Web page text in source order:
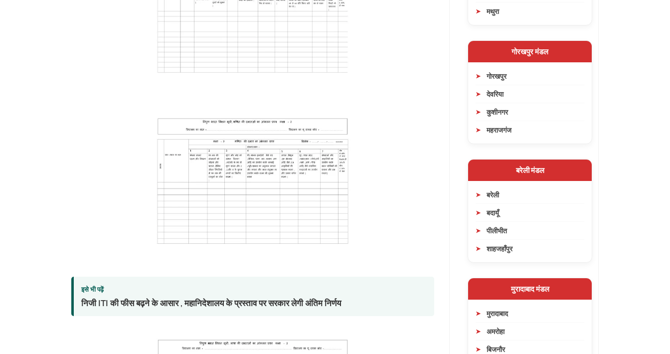
इसे भी पढ़ें
निजी ITI की फीस बढ़ने के आसार , महानिदेशालय के प्रस्ताव पर सरकार लेगी अंतिम निर्णय
मथुरा
गोरखपुर मंडल
गोरखपुर
देवरिया
कुशीनगर
महराजगंज
बरेली मंडल
बरेली
बदायूँ
पीलीभीत
शाहजहाँपुर
मुरादाबाद मंडल
मुरादाबाद
अमरोहा
बिजनौर